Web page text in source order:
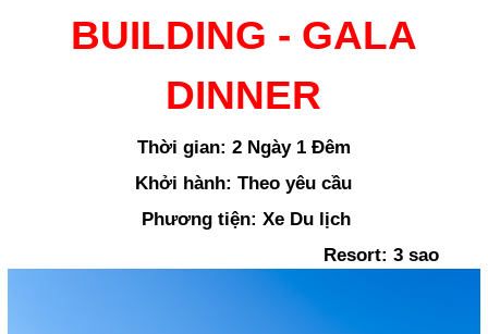
BUILDING - GALA
DINNER
Thời gian: 2 Ngày 1 Đêm
Khởi hành: Theo yêu cầu
Phương tiện: Xe Du lịch
Resort: 3 sao